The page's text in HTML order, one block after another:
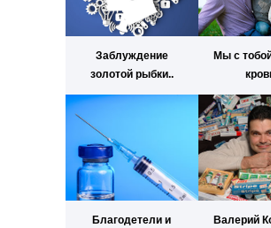
Заблуждение
золотой рыбки..
Мы с
Благодетели и
Валерий